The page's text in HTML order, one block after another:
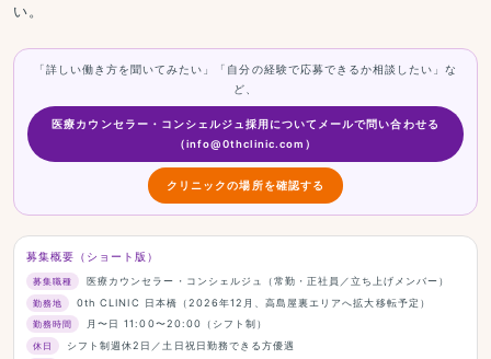
い。
「詳しい働き方を聞いてみたい」「自分の経験で応募できるか相談したい」な
ど、
医療カウンセラー・コンシェルジュ採用についてメールで問い合わせる
（info@0thclinic.com）
クリニックの場所を確認する
募集概要（ショート版）
募集職種 医療カウンセラー・コンシェルジュ（常勤・正社員／立ち上げメンバー）
勤務地 0th CLINIC 日本橋（2026年12月、高島屋裏エリアへ拡大移転予定）
勤務時間 月〜日 11:00〜20:00（シフト制）
休日 シフト制週休2日／土日祝日勤務できる方優遇